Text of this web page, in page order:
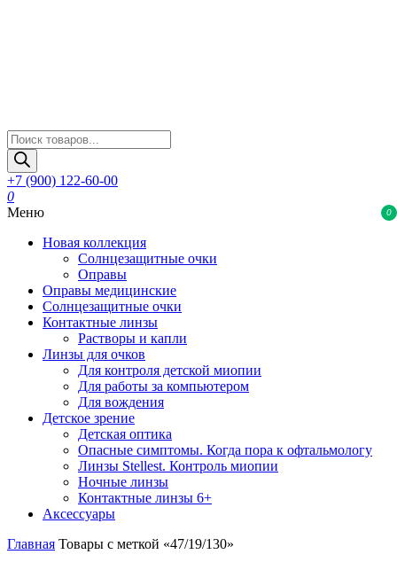
Поиск
товаров
+7 (900) 122-60-00
0
0
Меню
Новая коллекция
Солнцезащитные очки
Оправы
Оправы медицинские
Солнцезащитные очки
Контактные линзы
Растворы и капли
Линзы для очков
Для контроля детской миопии
Для работы за компьютером
Для вождения
Детское зрение
Детская оптика
Опасные симптомы. Когда пора к офтальмологу
Линзы Stellest. Контроль миопии
Ночные линзы
Контактные линзы 6+
Аксессуары
Главная Товары с меткой «47/19/130»